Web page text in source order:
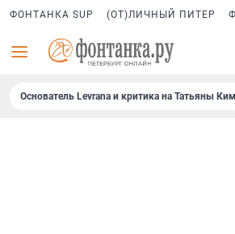
ФОНТАНКА SUP (ОТ)ЛИЧНЫЙ ПИТЕР
Основатель Levrana и критика на Татьяны Ким